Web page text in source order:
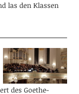
las den Klassen
des Goethe-